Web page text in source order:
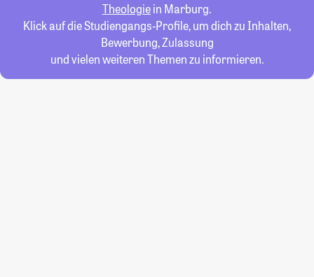
Theologiein Marburg.
Klick auf die Studiengangs-Profile, um dich zu Inhalten,
Bewerbung, Zulassung
und vielen weiteren Themen zu informieren.